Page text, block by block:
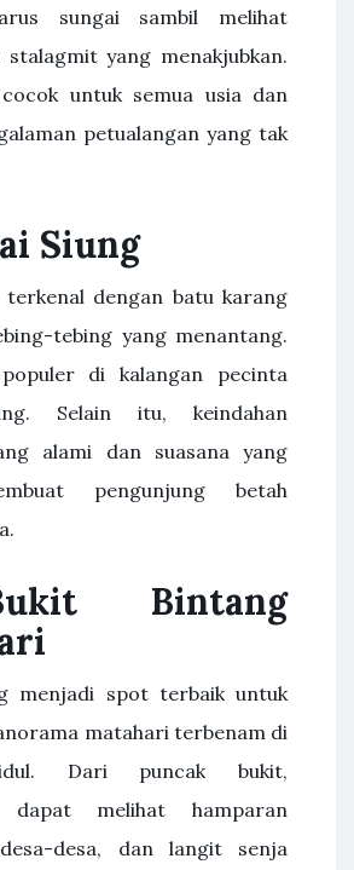
sungai sambil melihat
yang menakjubkan.
untuk semua usia dan
petualangan yang tak
Siung
terkenal dengan batu karang
tebing yang menantang.
di kalangan pecinta
Selain itu, keindahan
alami dan suasana yang
pengunjung betah
Bintang
menjadi spot terbaik untuk
matahari terbenam di
Dari puncak bukit,
dapat melihat hamparan
desa, dan langit senja